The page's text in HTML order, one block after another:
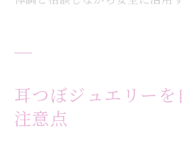
耳つぼジュエリー
注意点